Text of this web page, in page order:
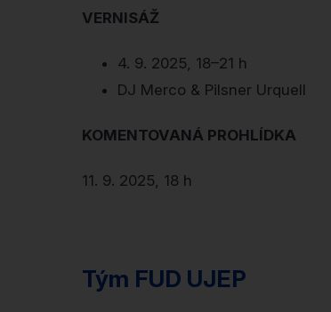
VERNISÁŽ
4. 9. 2025, 18–21 h
DJ Merco & Pilsner Urquell
KOMENTOVANÁ PROHLÍDKA
11. 9. 2025, 18 h
Tým FUD UJEP